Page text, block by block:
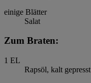
einige Blätter
Salat
Zum Braten:
1 EL
Rapsöl, kalt gepresst